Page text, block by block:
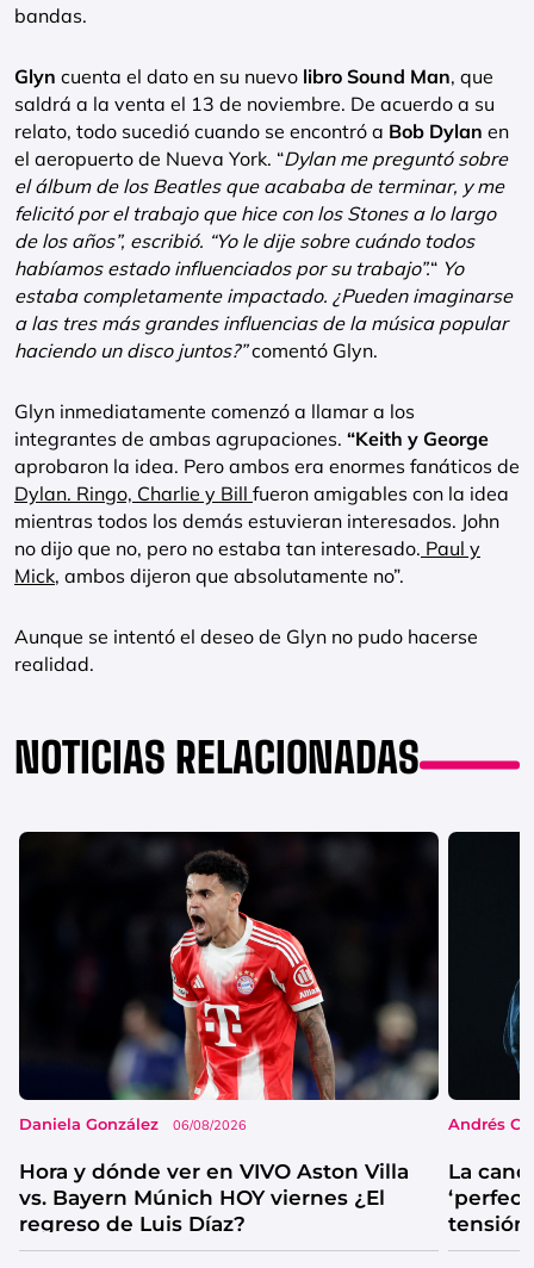
bandas.
Glyn cuenta el dato en su nuevo libro Sound Man, que
saldrá a la venta el 13 de noviembre. De acuerdo a su
relato, todo sucedió cuando se encontró a Bob Dylan en
el aeropuerto de Nueva York. “Dylan me preguntó sobre
el álbum de los Beatles que acababa de terminar, y me
felicitó por el trabajo que hice con los Stones a lo largo
de los años”, escribió. “Yo le dije sobre cuándo todos
habíamos estado influenciados por su trabajo”.“ Yo
estaba completamente impactado. ¿Pueden imaginarse
a las tres más grandes influencias de la música popular
haciendo un disco juntos?”comentó Glyn.
Glyn inmediatamente comenzó a llamar a los
integrantes de ambas agrupaciones. “Keith y George
aprobaron la idea. Pero ambos era enormes fanáticos de
Dylan. Ringo, Charlie y Bill fueron amigables con la idea
mientras todos los demás estuvieran interesados. John
no dijo que no, pero no estaba tan interesado. Paul y
Mick, ambos dijeron que absolutamente no”.
Aunque se intentó el deseo de Glyn no pudo hacerse
realidad.
NOTICIAS RELACIONADAS
Daniela González 06/08/2026
Hora y dónde ver en VIVO Aston Villa
vs. Bayern Múnich HOY viernes ¿El
regreso de Luis Díaz?
Andrés
La
tensión
catarsis